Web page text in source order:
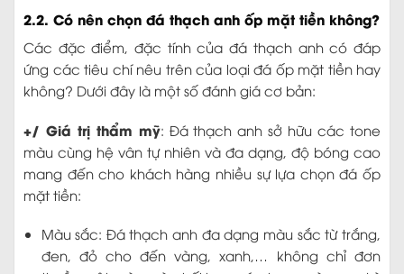
2.2. Có nên chọn đá thạch anh ốp mặt tiền không?
Các đặc điểm, đặc tính của đá thạch anh có đáp
ứng các tiêu chí nêu trên của loại đá ốp mặt tiền hay
không? Dưới đây là một số đánh giá cơ bản:
+/ Giá trị thẩm mỹ: Đá thạch anh sở hữu các tone
màu cùng hệ vân tự nhiên và đa dạng, độ bóng cao
mang đến cho khách hàng nhiều sự lựa chọn đá ốp
mặt tiền:
Màu sắc: Đá thạch anh đa dạng màu sắc từ trắng,
đen, đỏ cho đến vàng, xanh,… không chỉ đơn